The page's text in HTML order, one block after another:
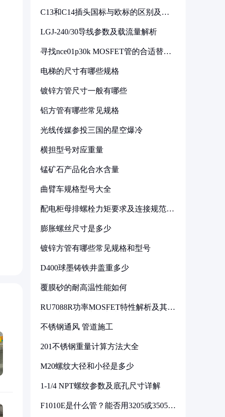
C13和C14插头国标与欧标的区别及其
LGJ-240/30导线参数及载流量解析
寻找nce01p30k MOSFET管的合适替代
电梯的尺寸有哪些规格
镀锌方管尺寸一般有哪些
铝方管有哪些常见规格
光线传媒参投三国的星空爆冷
横担型号对应重量
锰矿石产品化合水含量
曲臂车规格型号大全
配电柜母排螺栓力矩要求及连接规范详
膨胀螺丝尺寸是多少
镀锌方管有哪些常见规格和型号
D400球墨铸铁井盖重多少
覆膜砂的耐高温性能如何
RU7088R功率MOSFET特性解析及其在
不锈钢通风 管道施工
201不锈钢重量计算方法大全
M20螺纹大径和小径是多少
1-1/4 NPT螺纹参数及底孔尺寸详解
F1010E是什么管？能否用3205或3505代